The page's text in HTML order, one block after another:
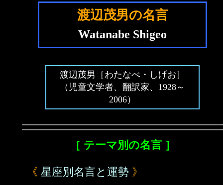
渡辺茂男の名言
Watanabe Shigeo
渡辺茂男［わたなべ・しげお］
（児童文学者、翻訳家、1928～
2006）
［ テーマ別の名言 ］
《 星座別名言と運勢 》